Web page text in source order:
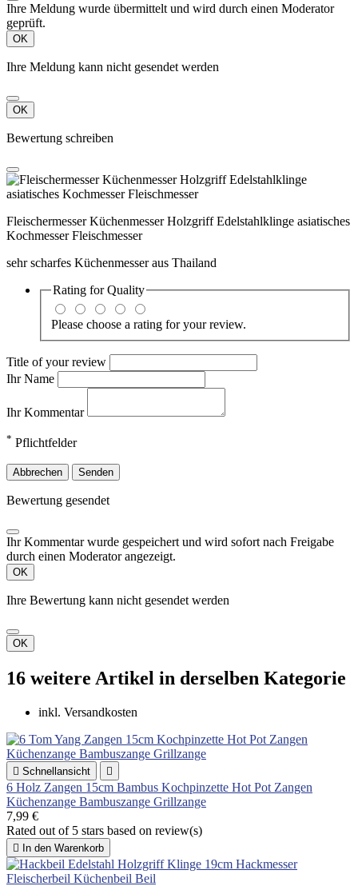
Ihre Meldung wurde übermittelt und wird durch einen Moderator
geprüft.
OK
Ihre Meldung kann nicht gesendet werden
OK
Bewertung schreiben
Fleischermesser Küchenmesser Holzgriff Edelstahlklinge asiatisches
Kochmesser Fleischmesser
sehr scharfes Küchenmesser aus Thailand
Rating forQuality
Please choose a rating for your review.
Title of your review
Ihr Name
Ihr Kommentar
* Pflichtfelder
Abbrechen Senden
Bewertung gesendet
Ihr Kommentar wurde gespeichert und wird sofort nach Freigabe
durch einen Moderator angezeigt.
OK
Ihre Bewertung kann nicht gesendet werden
OK
16 weitere Artikel in derselben Kategorie
inkl. Versandkosten
 Schnellansicht 
6 Holz Zangen 15cm Bambus Kochpinzette Hot Pot Zangen
Küchenzange Bambuszange Grillzange
7,99 €
Rated out of 5 stars based on review(s)
 In den Warenkorb